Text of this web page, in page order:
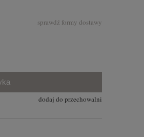
sprawdź formy dostawy
dodaj do przechowalni